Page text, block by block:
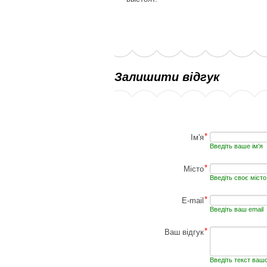
Залишити відгук
Ім'я*
Введіть ваше ім'я
Місто*
Введіть своє місто
E-mail *
Введіть ваш email
Ваш відгук*
Введіть текст